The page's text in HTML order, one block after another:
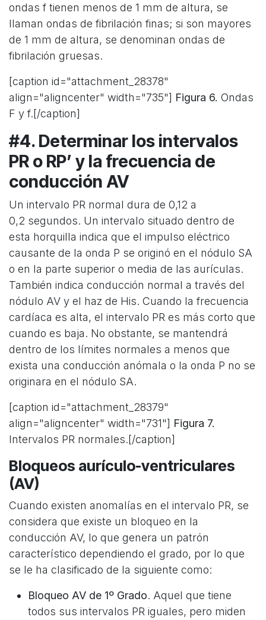
ondas f tienen menos de 1 mm de altura, se
llaman ondas de fibrilación finas; si son mayores
de 1 mm de altura, se denominan ondas de
fibrilación gruesas.
[caption id="attachment_28378"
align="aligncenter" width="735"] Figura 6. Ondas
F y f.[/caption]
#4. Determinar los intervalos
PR o RP’ y la frecuencia de
conducción AV
Un intervalo PR normal dura de 0,12 a
0,2 segundos. Un intervalo situado dentro de
esta horquilla indica que el impulso eléctrico
causante de la onda P se originó en el nódulo SA
o en la parte superior o media de las aurículas.
También indica conducción normal a través del
nódulo AV y el haz de His. Cuando la frecuencia
cardíaca es alta, el intervalo PR es más corto que
cuando es baja. No obstante, se mantendrá
dentro de los límites normales a menos que
exista una conducción anómala o la onda P no se
originara en el nódulo SA.
[caption id="attachment_28379"
align="aligncenter" width="731"] Figura 7.
Intervalos PR normales.[/caption]
Bloqueos aurículo-ventriculares
(AV)
Cuando existen anomalías en el intervalo PR, se
considera que existe un bloqueo en la
conducción AV, lo que genera un patrón
característico dependiendo el grado, por lo que
se le ha clasificado de la siguiente como:
Bloqueo AV de 1º Grado. Aquel que tiene
todos sus intervalos PR iguales, pero miden